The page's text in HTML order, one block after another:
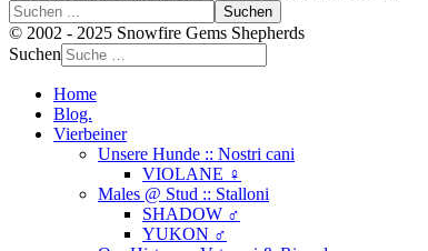
Suchen
© 2002 - 2025 Snowfire Gems Shepherds
Suchen
Home
Blog.
Vierbeiner
Unsere Hunde :: Nostri cani
VIOLANE ♀
Males @ Stud :: Stalloni
SHADOW ♂
YUKON ♂